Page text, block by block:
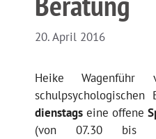
20. April 2016
Heike Wagenführ
dienstags eine offene
(von 07.30 bis